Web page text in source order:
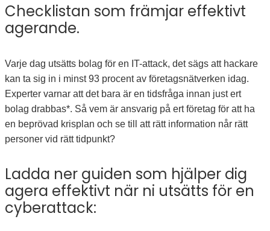
Checklistan som främjar effektivt
agerande.
Varje dag utsätts bolag för en IT-attack, det sägs att hackare
kan ta sig in i minst 93 procent av företagsnätverken idag.
Experter varnar att det bara är en tidsfråga innan just ert
bolag drabbas*. Så vem är ansvarig på ert företag för att ha
en beprövad krisplan och se till att rätt information når rätt
personer vid rätt tidpunkt?
Ladda ner guiden som hjälper dig
agera effektivt när ni utsätts för en
cyberattack: